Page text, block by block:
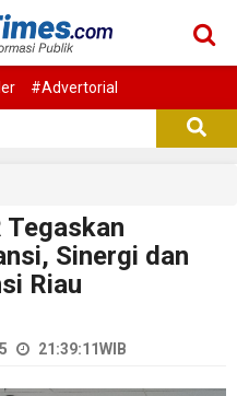
#Advertorial
Tegaskan
Sinergi dan
Riau
21:39:11WIB